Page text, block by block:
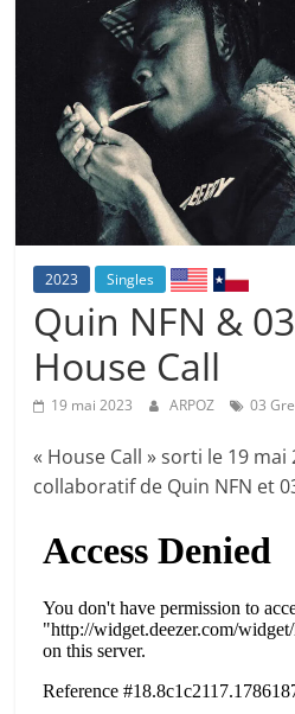
2023 Singles
Quin NFN &
House Call
19 mai 2023 ARPOZ 03
« House Call » sorti le 19
collaboratif de Quin NFN et